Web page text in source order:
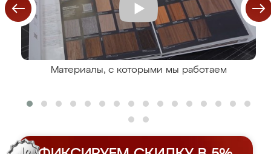
Материалы, с которыми мы работаем